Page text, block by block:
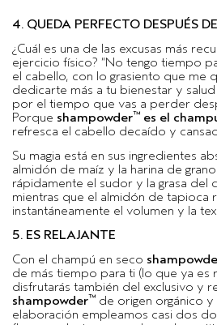
4. QUEDA PERFECTO DESPUÉS
¿Cuál es una de las excusas más
ejercicio físico? “No tengo tiempo
el cabello, con lo grasiento que me
dedicarte más a tu bienestar y
por el tiempo que vas a perder
Porque shampowder™ es el
refresca el cabello decaído y
Su magia está en sus ingredientes
almidón de maíz y la harina de
rápidamente el sudor y la grasa del
mientras que el almidón de tapioca
instantáneamente el volumen y la
5. ES RELAJANTE
Con el champú en seco
de más tiempo para ti (lo que ya es
disfrutarás también del exclusivo y
shampowder™ de origen orgánico y
elaboración empleamos casi dos